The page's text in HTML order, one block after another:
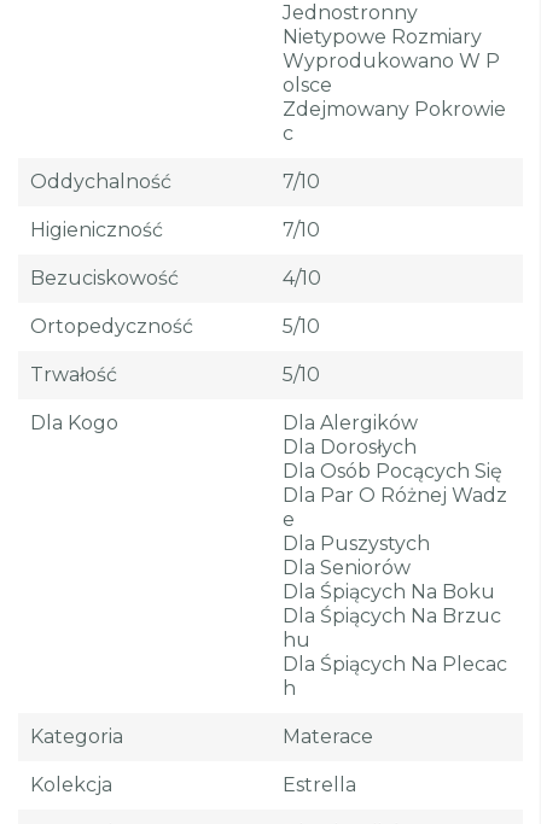
Jednostronny
Nietypowe Rozmiary
Wyprodukowano W P
Olsce
Zdejmowany Pokrowie
C
Oddychalność 7/10
Higieniczność 7/10
Bezuciskowość 4/10
Ortopedyczność 5/10
Trwałość 5/10
Dla Kogo
Dla Alergików
Dla Dorosłych
Dla Osób Pocących Się
Dla Par O Różnej Wadz
E
Dla Puszystych
Dla Seniorów
Dla Śpiących Na Boku
Dla Śpiących Na Brzuc
Hu
Dla Śpiących Na Plecac
H
Kategoria Materace
Kolekcja Estrella